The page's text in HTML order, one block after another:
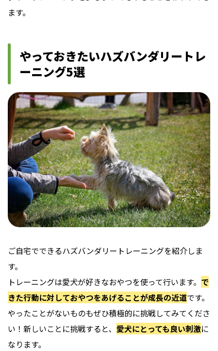
ます。
やっておきたいハズバンダリートレ
ーニング5選
ご自宅でできるハズバンダリートレーニングを紹介しま
す。
トレーニングは愛犬が好きなおやつを使って行います。 で
きた行動に対しておやつをあげることが成長の近道です。
やったことがないものもぜひ積極的に挑戦してみてくださ
い！新しいことに挑戦すると、 愛犬にとっても良い刺激に
なります。